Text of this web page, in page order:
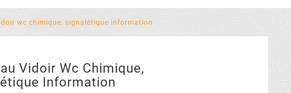
wc chimique, signalétique information
Vidoir Wc Chimique,
Information